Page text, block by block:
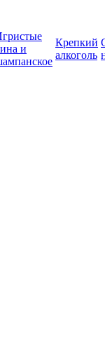
и
Крепкий
алкоголь